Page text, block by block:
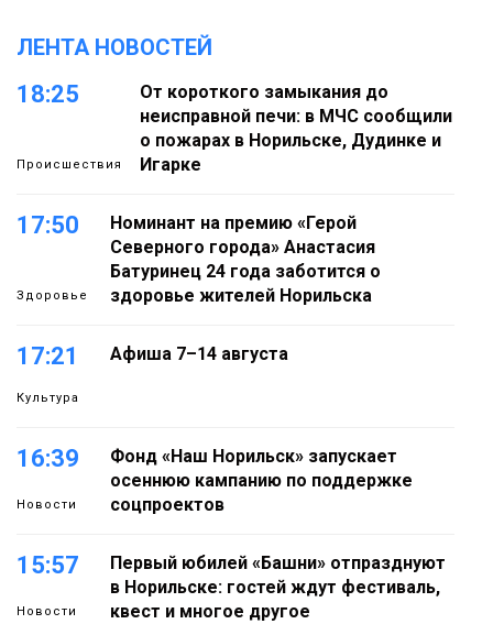
ЛЕНТА НОВОСТЕЙ
18:25
Происшествия
От короткого замыкания до
неисправной печи: в МЧС сообщили
о пожарах в Норильске, Дудинке и
Игарке
17:50
Здоровье
Номинант на премию «Герой
Северного города» Анастасия
Батуринец 24 года заботится о
здоровье жителей Норильска
17:21
Культура
Афиша 7–14 августа
16:39
Новости
Фонд «Наш Норильск» запускает
осеннюю кампанию по поддержке
соцпроектов
15:57
Новости
Первый юбилей «Башни» отпразднуют
в Норильске: гостей ждут фестиваль,
квест и многое другое